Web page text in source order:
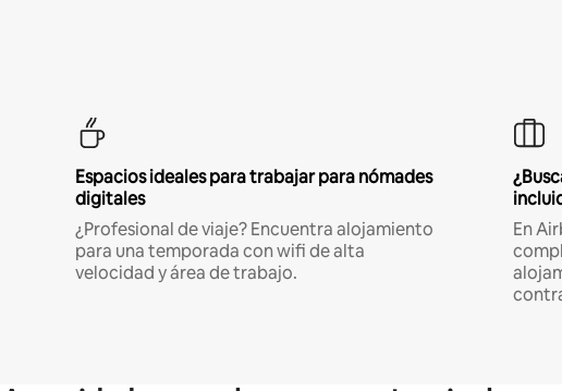
Espacios ideales para trabajar para nómades
digitales
¿Profesional de viaje? Encuentra alojamiento
para una temporada con wifi de alta
velocidad y área de trabajo.
En